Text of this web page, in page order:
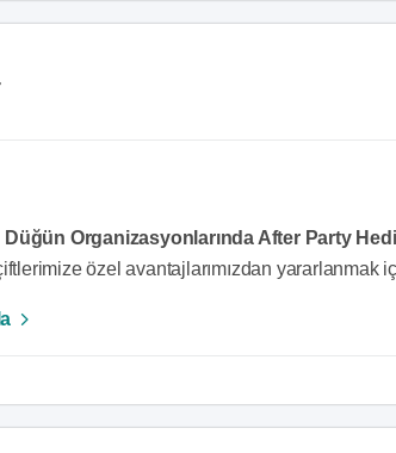
Organizasyonlarında After Party
özel avantajlarımızdan yararlanmak